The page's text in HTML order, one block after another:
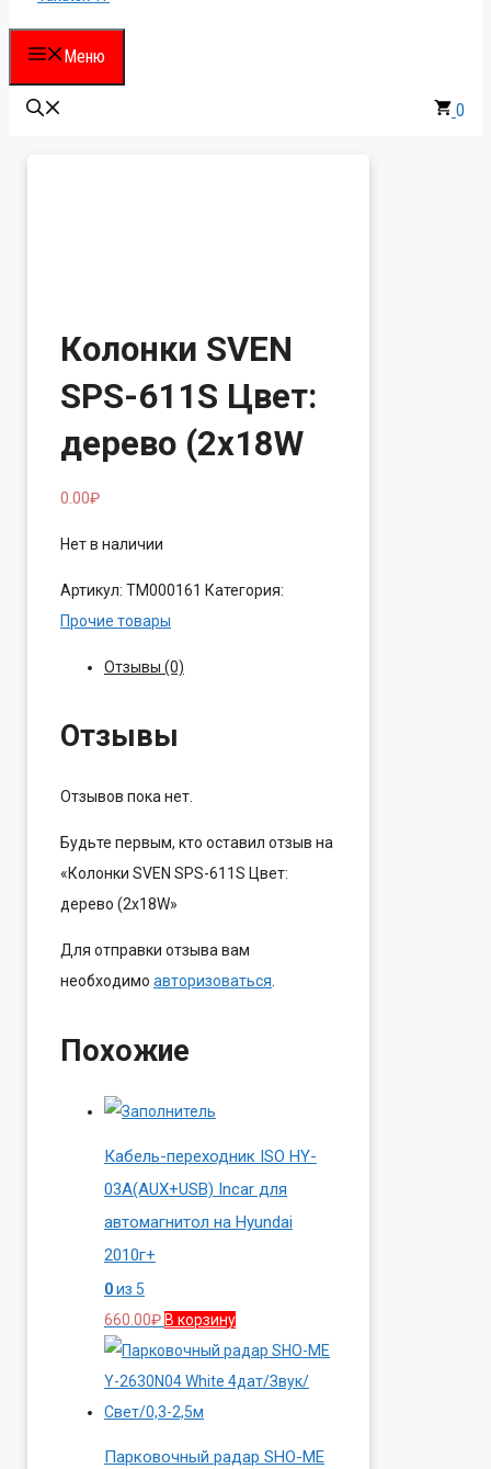
Меню
0
Колонки SVEN
SPS-611S Цвет:
дерево (2x18W
0.00₽
Нет в наличии
Артикул: ТМ000161 Категория:
Прочие товары
Отзывы (0)
Отзывы
Отзывов пока нет.
Будьте первым, кто оставил отзыв на
«Колонки SVEN SPS-611S Цвет:
дерево (2x18W»
Для отправки отзыва вам
необходимо авторизоваться
Похожие
Кабель-переходник ISO HY-
03A(AUX+USB) Incar для
автомагнитол на Hyundai
2010г+
0из 5
660.00₽ В корзину
Парковочный радар SHO-ME